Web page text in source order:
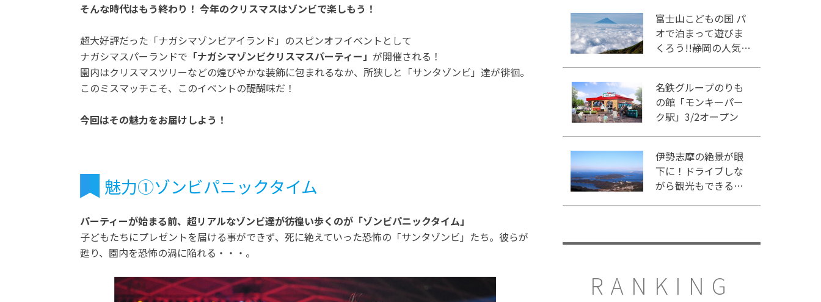
そんな時代はもう終わり！ 今年のクリスマスはゾンビで楽しもう！
超大好評だった「ナガシマゾンビアイランド」のスピンオフイベントとして
ナガシマスパーランドで 「ナガシマゾンビクリスマスパーティー」 が開催される！
園内はクリスマスツリーなどの煌びやかな装飾に包まれるなか、所狭しと「サンタゾンビ」達が徘徊。
このミスマッチこそ、このイベントの醍醐味だ！
今回はその魅力をお届けしよう！
魅力①ゾンビパニックタイム
パーティーが始まる前、超リアルなゾンビ達が彷徨い歩くのが「ゾンビパニックタイム」
子どもたちにプレゼントを届ける事ができず、死に絶えていった恐怖の「サンタゾンビ」たち。彼らが
甦り、園内を恐怖の渦に陥れる・・・。
富士山こどもの国 パ
オで泊まって遊びま
くろう!!静岡の人気冒
名鉄グループのりも
の館「モンキーパー
ク駅」3/2オープン
伊勢志摩の絶景が眼
下に！ドライブしな
がら観光もできる
RANKING